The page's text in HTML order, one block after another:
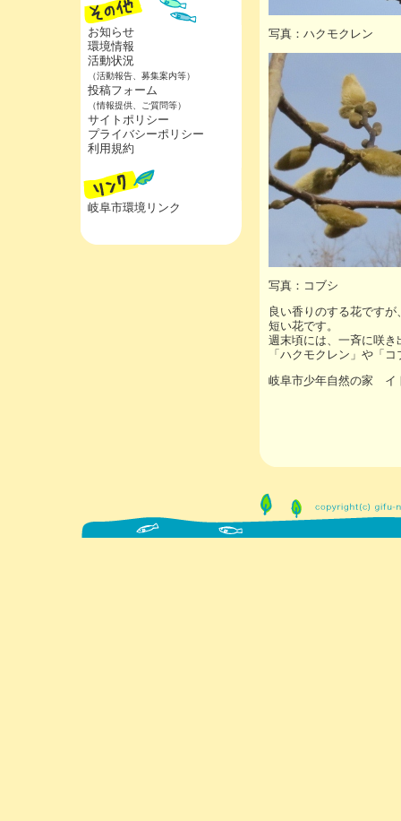
お知らせ
環境情報
活動状況
（活動報告、募集案内等）
投稿フォーム
（情報提供、ご質問等）
サイトポリシー
プライバシーポリシー
利用規約
岐阜市環境リンク
写真：ハクモクレン
写真：コブシ
良い香りのする花です
短い花です。
週末頃には、一斉に咲き
「ハクモクレン」や「
岐阜市少年自然の家 イ